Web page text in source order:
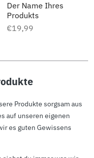
Der Name Ihres
Produkts
€19,99
Produkte sorgsam aus
auf unseren eigenen
es guten Gewissens